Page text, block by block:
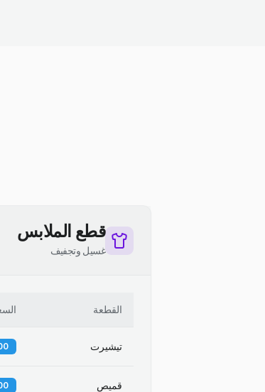
قطع الملابس
غسيل وتجفيف
القطعة
تيشيرت
قميص QR